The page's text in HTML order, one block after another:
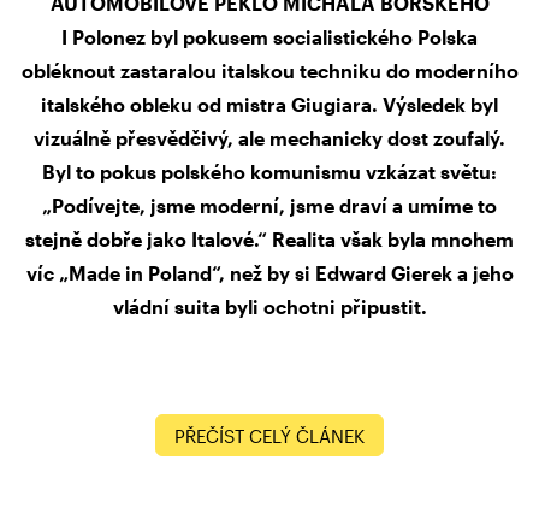
I Polonez byl pokusem socialistického Polska
obléknout zastaralou italskou techniku do moderního
italského obleku od mistra Giugiara. Výsledek byl
vizuálně přesvědčivý, ale mechanicky dost zoufalý.
Byl to pokus polského komunismu vzkázat světu:
„Podívejte, jsme moderní, jsme draví a umíme to
stejně dobře jako Italové.“ Realita však byla mnohem
víc „Made in Poland“, než by si Edward Gierek a jeho
vládní suita byli ochotni připustit.
PŘEČÍST CELÝ ČLÁNEK